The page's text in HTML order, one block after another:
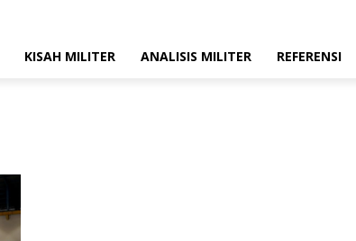
KISAH MILITER ANALISIS MILITER REFERENSI